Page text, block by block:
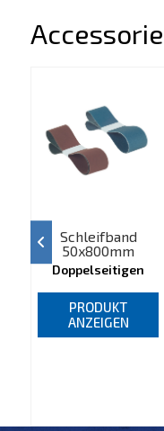
Schleifband
50x800mm
Doppelseitigen
PRODUKT
ANZEIGEN